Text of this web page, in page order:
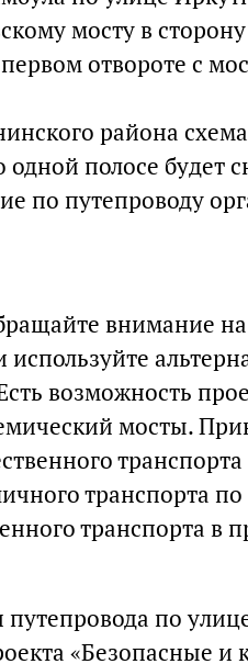
мосту в
отвороте с
района
полосе будет
по путепроводу
внимание
используйте
возможность
мосты.
транспорта
транспорта в
по
«Безопасные и